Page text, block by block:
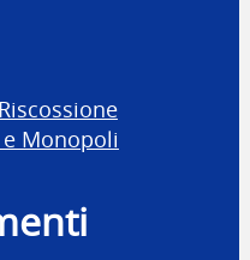
Monopoli